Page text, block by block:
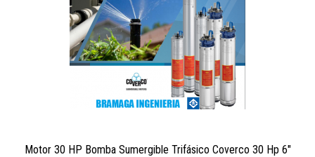
Motor 30 HP Bomba Sumergible Trifásico Coverco 30 Hp 6"